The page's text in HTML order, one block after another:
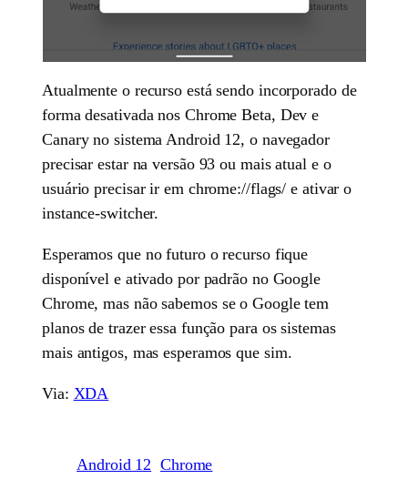
Atualmente o recurso está sendo incorporado de
forma desativada nos Chrome Beta, Dev e
Canary no sistema Android 12, o navegador
precisar estar na versão 93 ou mais atual e o
usuário precisar ir em chrome://flags/ e ativar o
instance-switcher.
Esperamos que no futuro o recurso fique
disponível e ativado por padrão no Google
Chrome, mas não sabemos se o Google tem
planos de trazer essa função para os sistemas
mais antigos, mas esperamos que sim.
Via: XDA
Android 12 Chrome